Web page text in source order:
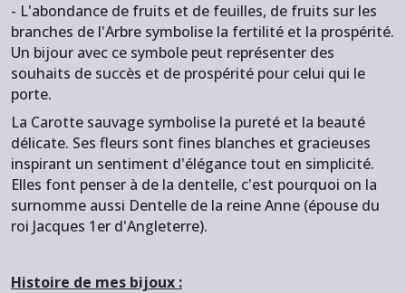
- L'abondance de fruits et de feuilles, de fruits sur les
branches de l'Arbre symbolise la fertilité et la prospérité.
Un bijour avec ce symbole peut représenter des
souhaits de succès et de prospérité pour celui qui le
porte.
La Carotte sauvage symbolise la pureté et la beauté
délicate. Ses fleurs sont fines blanches et gracieuses
inspirant un sentiment d'élégance tout en simplicité.
Elles font penser à de la dentelle, c'est pourquoi on la
surnomme aussi Dentelle de la reine Anne (épouse du
roi Jacques 1er d'Angleterre).
Histoire de mes bijoux :